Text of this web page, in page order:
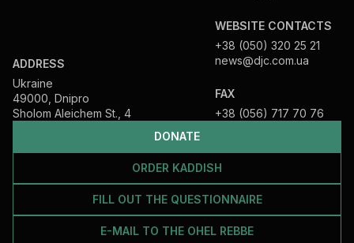
DONATE
ORDER KADDISH
FILL OUT THE QUESTIONNAIRE
E-MAIL TO THE OHEL REBBE
ADDRESS
Ukraine
49000, Dnipro
Sholom Aleichem St., 4
WEBSITE CONTACTS
+38 (050) 320 25 21
news@djc.com.ua
FAX
+38 (056) 717 70 76